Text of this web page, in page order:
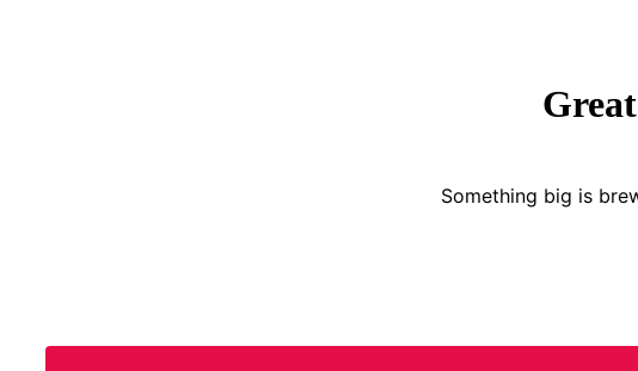
Something big is